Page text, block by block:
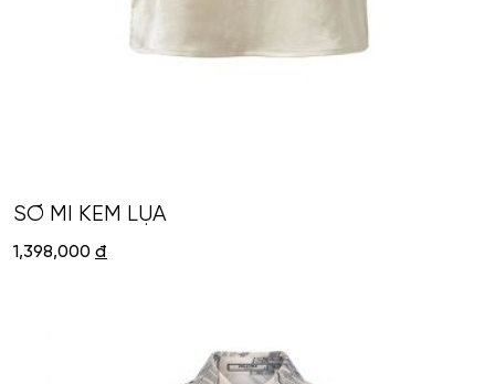
SƠ MI KEM LỤA
1,398,000 đ